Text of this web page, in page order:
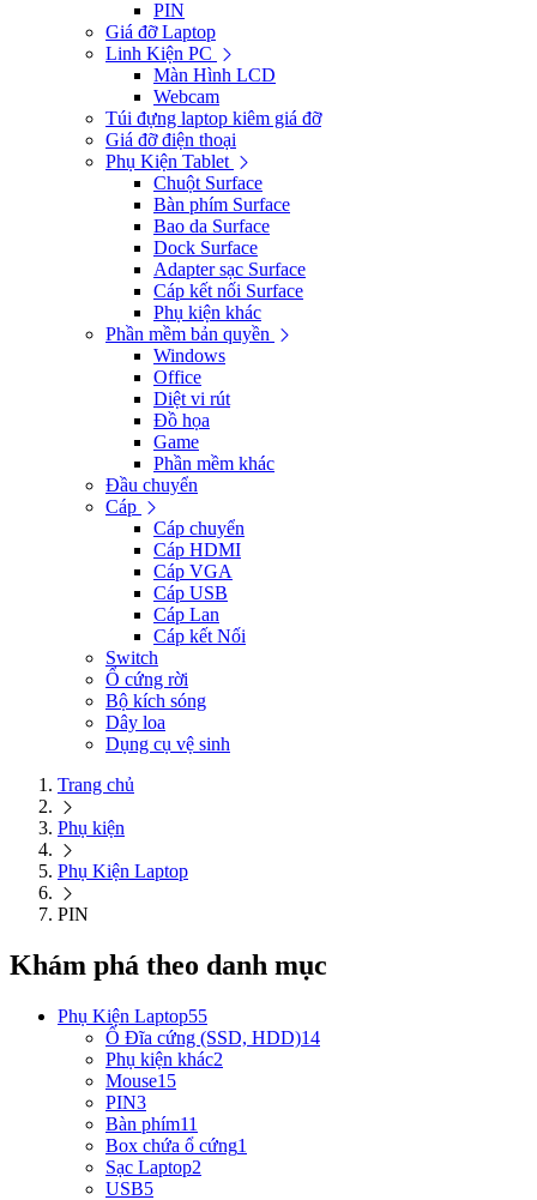
PIN
Giá đỡ Laptop
Linh Kiện PC
Màn Hình LCD
Webcam
Túi đựng laptop kiêm giá đỡ
Giá đỡ điện thoại
Phụ Kiện Tablet
Chuột Surface
Bàn phím Surface
Bao da Surface
Dock Surface
Adapter sạc Surface
Cáp kết nối Surface
Phụ kiện khác
Phần mềm bản quyền
Windows
Office
Diệt vi rút
Đồ họa
Game
Phần mềm khác
Đầu chuyển
Cáp
Cáp chuyển
Cáp HDMI
Cáp VGA
Cáp USB
Cáp Lan
Cáp kết Nối
Switch
Ổ cứng rời
Bộ kích sóng
Dây loa
Dụng cụ vệ sinh
Trang chủ
Phụ kiện
Phụ Kiện Laptop
PIN
Khám phá theo danh mục
Phụ Kiện Laptop55
Ổ Đĩa cứng (SSD, HDD)14
Phụ kiện khác2
Mouse15
PIN3
Bàn phím11
Box chứa ổ cứng1
Sạc Laptop2
USB5